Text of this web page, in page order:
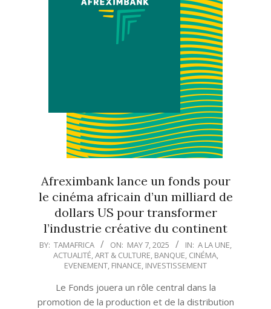
Afreximbank lance un fonds pour
le cinéma africain d’un milliard de
dollars US pour transformer
l’industrie créative du continent
2025-
BY: TAMAFRICA ON: MAY 7, 2025 IN: A LA UNE,
ACTUALITÉ,ART & CULTURE, BANQUE, CINÉMA,
EVENEMENT, FINANCE, INVESTISSEMENT
Le Fonds jouera un rôle central dans la
promotion de la production et de la distribution